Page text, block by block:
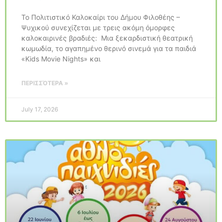
Το Πολιτιστικό Καλοκαίρι του Δήμου Φιλοθέης –
Ψυχικού συνεχίζεται με τρεις ακόμη όμορφες
καλοκαιρινές βραδιές: Μια ξεκαρδιστική θεατρική
κωμωδία, το αγαπημένο θερινό σινεμά για τα παιδιά
«Kids Movie Nights» και
ΠΕΡΙΣΣΌΤΕΡΑ »
July 17, 2026